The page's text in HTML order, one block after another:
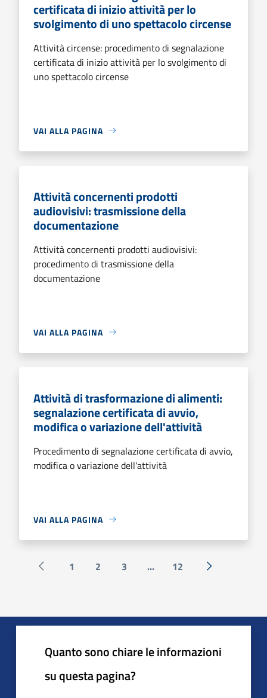
certificata di inizio attività per lo
svolgimento di uno spettacolo circense
Attività circense: procedimento di segnalazione
certificata di inizio attività per lo svolgimento di
uno spettacolo circense
VAI ALLA PAGINA
Attività concernenti prodotti
audiovisivi: trasmissione della
documentazione
Attività concernenti prodotti audiovisivi:
procedimento di trasmissione della
documentazione
VAI ALLA PAGINA
Attività di trasformazione di alimenti:
segnalazione certificata di avvio,
modifica o variazione dell'attività
Procedimento di segnalazione certificata di avvio,
modifica o variazione dell'attività
VAI ALLA PAGINA
Pagina precedente
1 2 3 ... 12 Successiva »
Quanto sono chiare le informazioni
su questa pagina?